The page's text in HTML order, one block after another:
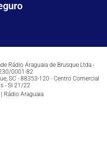
Rádio Araguaia de Brusque Ltda -
0001-82
SC - 88353-120 - Centro Comercial
- Sl 21/22
Rádio Araguaia